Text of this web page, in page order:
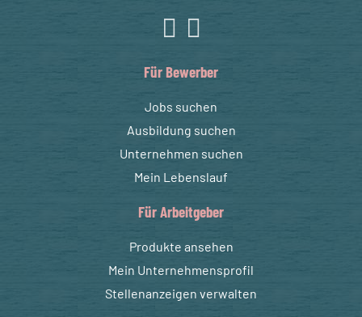
Für Bewerber
Jobs suchen
Ausbildung suchen
Unternehmen suchen
Mein Lebenslauf
Für Arbeitgeber
Produkte ansehen
Mein Unternehmensprofil
Stellenanzeigen verwalten